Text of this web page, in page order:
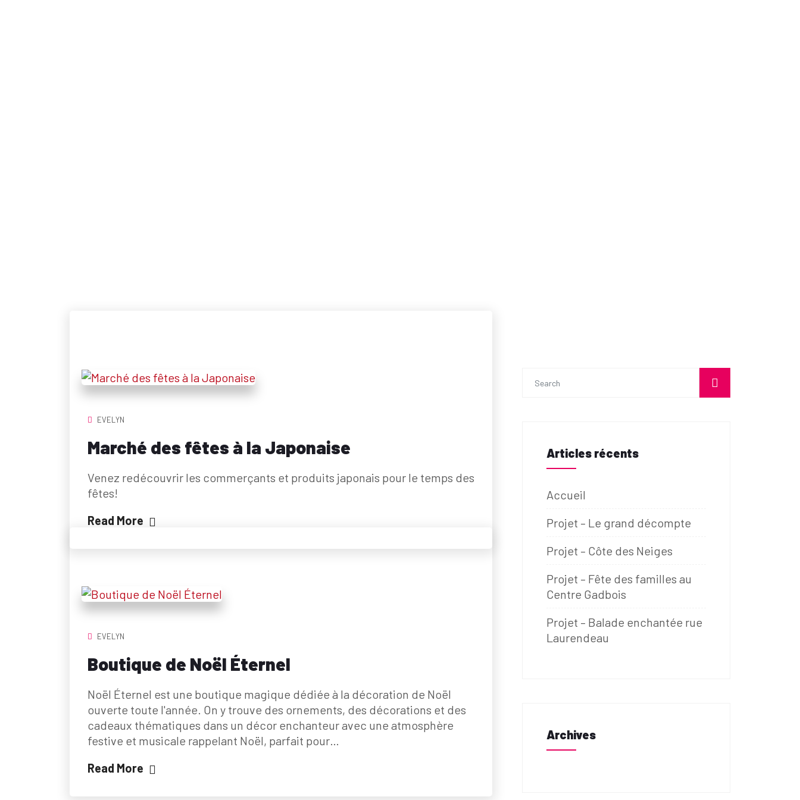
EVELYN
Marché des fêtes à la Japonaise
Venez redécouvrir les commerçants et produits japonais pour le temps des
fêtes!
Read More
EVELYN
Boutique de Noël Éternel
Noël Éternel est une boutique magique dédiée à la décoration de Noël
ouverte toute l'année. On y trouve des ornements, des décorations et des
cadeaux thématiques dans un décor enchanteur avec une atmosphère
festive et musicale rappelant Noël, parfait pour…
Read More
Articles récents
Accueil
Projet – Le grand décompte
Projet – Côte des Neiges​
Projet – Fête des familles au
Centre Gadbois
Projet – Balade enchantée rue
Laurendeau
Archives